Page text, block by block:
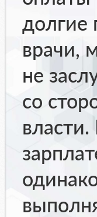
долгие
врачи,
не
со
власти.